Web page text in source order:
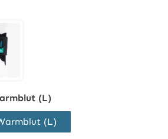
(L)
ist zurzeit nicht verfügbar.)
(L)